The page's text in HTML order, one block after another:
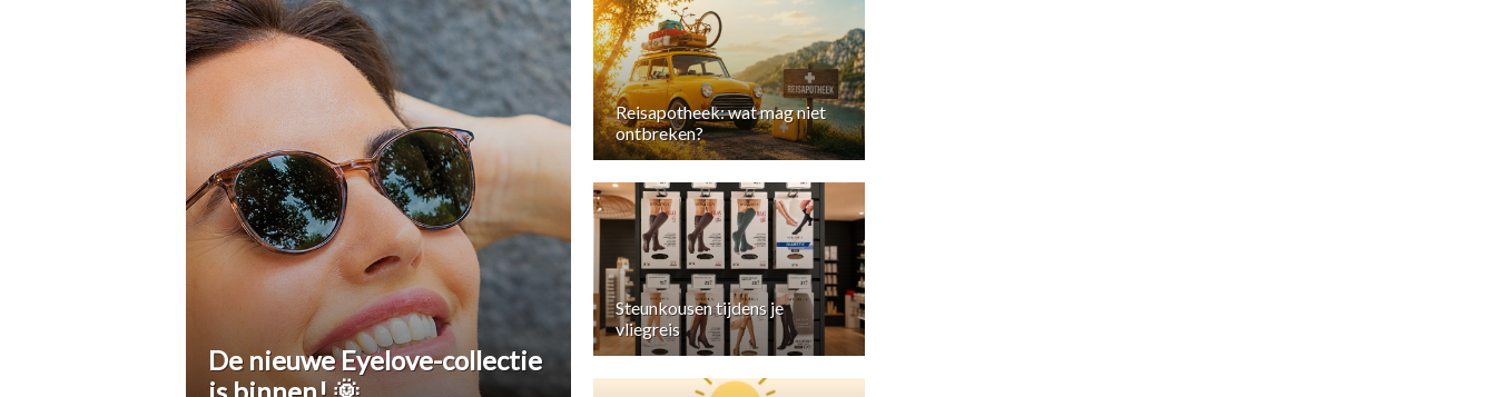
De nieuwe Eyelove-collectie
is binnen! 🌞
Reisapotheek: wat mag niet
ontbreken?
Steunkousen tijdens je
vliegreis